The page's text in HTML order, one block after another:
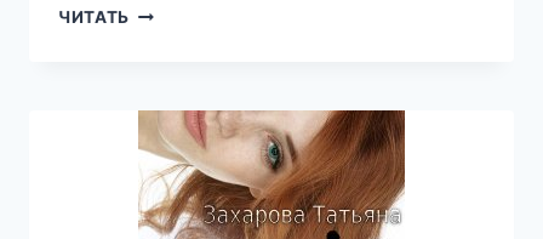
ЧИТАТЬ ПЕРЕПОЛОХ
КАК
ПРИНЦЕССЫ
ЖЕНИХОВ
ОТВАЖИВАЛИ
—